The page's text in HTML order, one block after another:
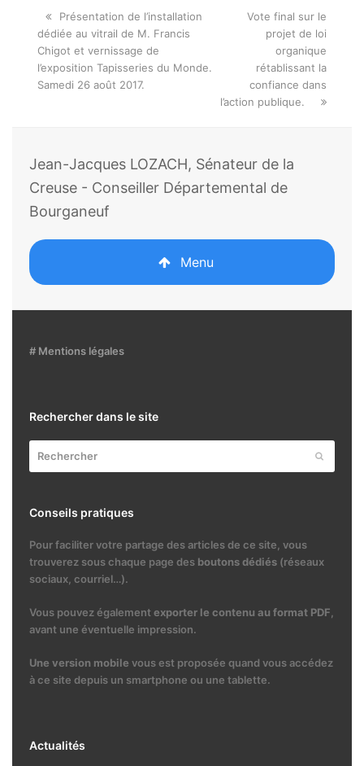
Onglet
précédent:
Présentation de l’installation
dédiée au vitrail de M. Francis
Chigot et vernissage de
l’exposition Tapisseries du Monde.
Samedi 26 août 2017.
next
post:
Vote final sur le
projet de loi
organique
rétablissant la
confiance dans
l’action publique.
Jean-Jacques LOZACH, Sénateur de la
Creuse - Conseiller Départemental de
Bourganeuf
Menu
# Mentions légales
Rechercher dans le site
Conseils pratiques
Pour faciliter votre partage des articles de ce site, vous
trouverez sous chaque page des boutons dédiés(réseaux
sociaux, courriel…).
Vous pouvez égalementexporter le contenu au format PDF
avant une éventuelle impression.
Une version mobile vous est proposée quand vous accédez
à ce site depuis un smartphone ou une tablette.
Actualités